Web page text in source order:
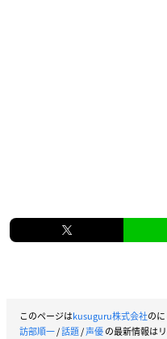
このページはkusuguru株式会社の
訪部順一/話題/声優の最新情報は